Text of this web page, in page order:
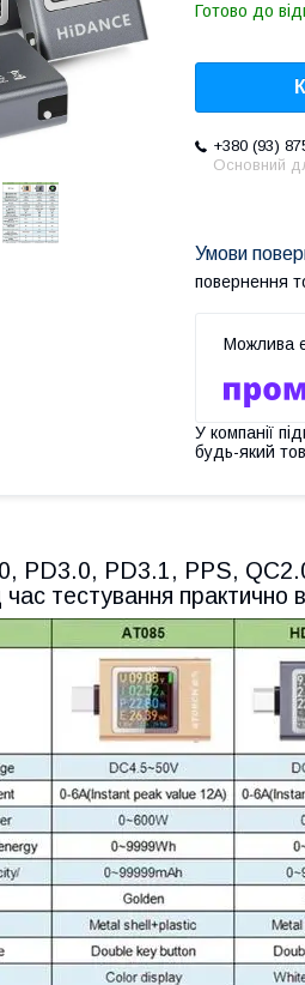
Готово до
+380 (93)
Основний
повернення
У компанії
будь-який
PD3.0, PD3.1, PPS,
тестування практично